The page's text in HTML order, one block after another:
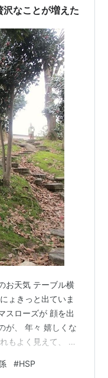
リッ…
なことが増えた
お天気 テーブル横
ょきっと出ていま
スローズが 顔を出
が、 年々 嬉しくな
もよく見えて、 今
うのも あります
#HSP